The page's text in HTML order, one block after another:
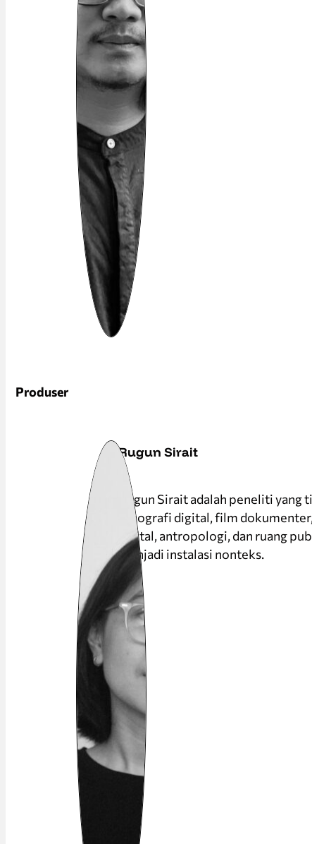
Produser
Rugun Sirait
Rugun Sirait adalah peneliti
etnografi digital, film
digital, antropologi, dan ruang
menjadi instalasi nonteks.